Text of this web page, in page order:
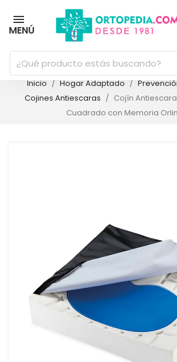
MENÚ
Inicio Hogar Adaptado
Cojines Antiescaras
Cojín
Cuadrado con Memoria